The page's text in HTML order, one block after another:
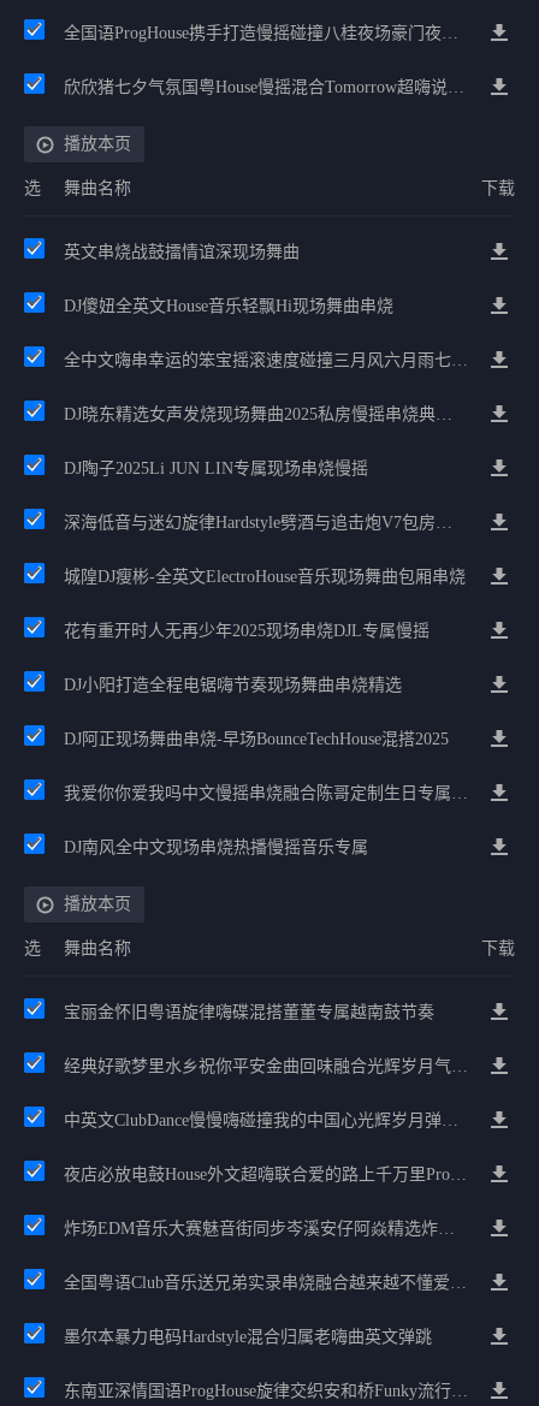
全国语ProgHouse携手打造慢摇碰撞八桂夜场豪门夜宴气氛小串
欣欣猪七夕气氛国粤House慢摇混合Tomorrow超嗨说唱英文House气氛
播放本页
选 舞曲名称 下载
英文串烧战鼓擂情谊深现场舞曲
DJ傻妞全英文House音乐轻飘Hi现场舞曲串烧
全中文嗨串幸运的笨宝摇滚速度碰撞三月风六月雨七月我们都爱米怀旧节奏
DJ晓东精选女声发烧现场舞曲2025私房慢摇串烧典藏版
DJ陶子2025Li JUN LIN专属现场串烧慢摇
深海低音与迷幻旋律Hardstyle劈酒与追击炮V7包房串烧
城隍DJ瘦彬-全英文ElectroHouse音乐现场舞曲包厢串烧
花有重开时人无再少年2025现场串烧DJL专属慢摇
DJ小阳打造全程电锯嗨节奏现场舞曲串烧精选
DJ阿正现场舞曲串烧-早场BounceTechHouse混搭2025
我爱你你爱我吗中文慢摇串烧融合陈哥定制生日专属国语ProgHouse
DJ南风全中文现场串烧热播慢摇音乐专属
播放本页
选 舞曲名称 下载
宝丽金怀旧粤语旋律嗨碟混搭董董专属越南鼓节奏
经典好歌梦里水乡祝你平安金曲回味融合光辉岁月气氛中文兄弟串烧
中英文ClubDance慢慢嗨碰撞我的中国心光辉岁月弹鼓车载
夜店必放电鼓House外文超嗨联合爱的路上千万里Prog包房漫步上头
炸场EDM音乐大赛魅音街同步岑溪安仔阿焱精选炸场歌路串烧
全国粤语Club音乐送兄弟实录串烧融合越来越不懂爱的哲学遗憾专辑
墨尔本暴力电码Hardstyle混合归属老嗨曲英文弹跳
东南亚深情国语ProgHouse旋律交织安和桥Funky流行情怀串烧